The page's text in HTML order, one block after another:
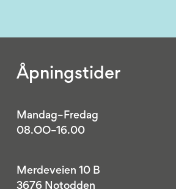
Åpningstider
Mandag–Fredag
08.OO–16.00
Merdeveien 10 B
3676 Notodden